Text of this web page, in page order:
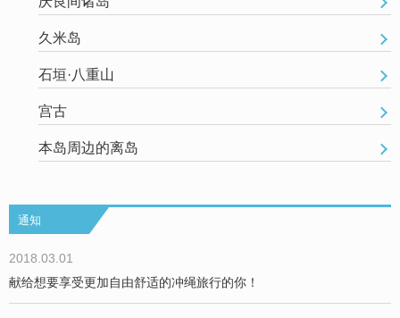
久米岛
石垣·八重山
宫古
本岛周边的离岛
通知
2018.03.01
献给想要享受更加自由舒适的冲绳旅行的你！